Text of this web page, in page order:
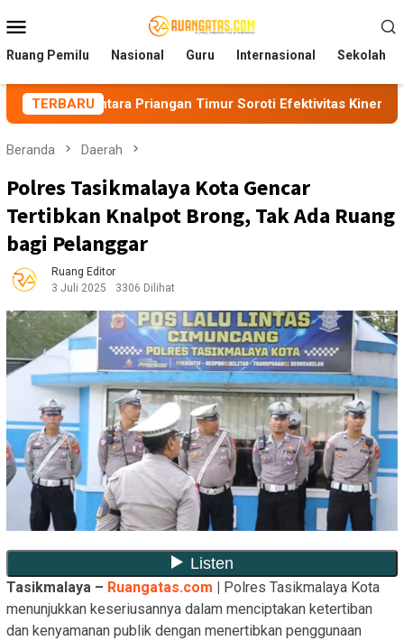
ke
kontenMobile
Ruang Pemilu Nasional Guru Internasional Sekolah
TERBARU
Priangan Timur Soroti Efektivitas Kinerja APH di Kota
Beranda Daerah
Polres Tasikmalaya Kota Gencar
Tertibkan Knalpot Brong, Tak Ada Ruang
bagi Pelanggar
Ruang Editor
3 Juli 2025
3306 Dilihat
Tasikmalaya – Ruangatas.com | Polres Tasikmalaya Kota
menunjukkan keseriusannya dalam menciptakan ketertiban
dan kenyamanan publik dengan menertibkan penggunaan